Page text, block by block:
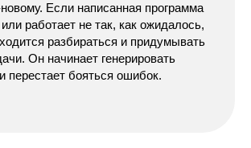
Если написанная программа
работает не так, как ожидалось,
разбираться и придумывать
Он начинает генерировать
перестает бояться ошибок.